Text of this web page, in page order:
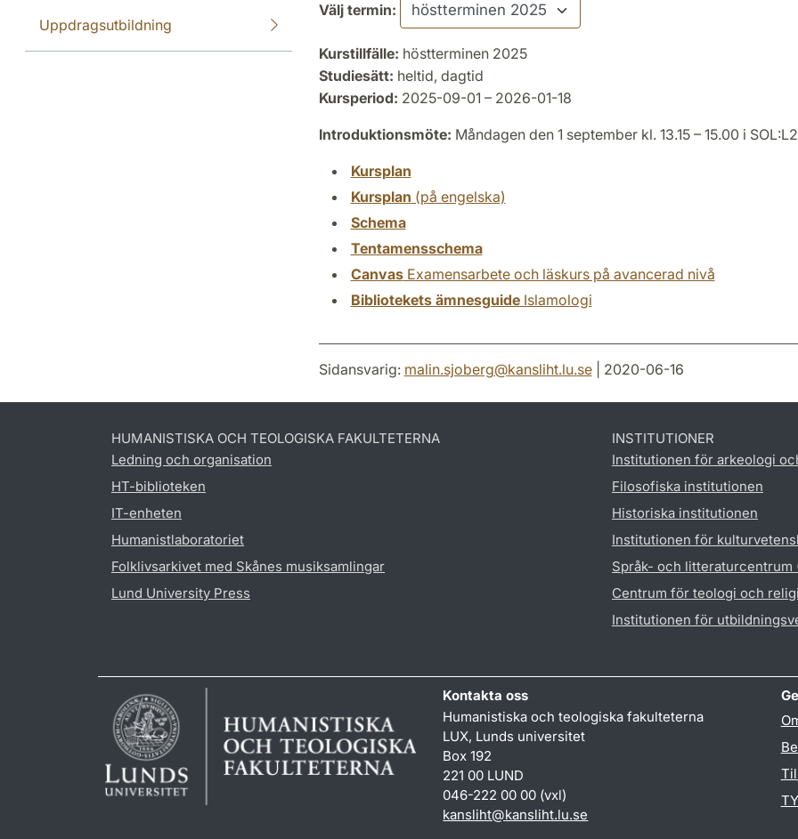
Uppdragsutbildning
Välj termin:
Kurstillfälle: höstterminen 2025
Studiesätt: heltid, dagtid
Kursperiod: 2025-09-01 – 2026-01-18
Introduktionsmöte: Måndagen den 1 september kl. 13.15 – 15.00 i
Kursplan
Kursplan (på engelska)
Schema
Tentamensschema
CanvasExamensarbete och läskurs på avancerad nivå
Bibliotekets ämnesguideIslamologi
Sidansvarig: malin.sjoberg@kansliht.lu.se| 2020-06-16
HUMANISTISKA OCH TEOLOGISKA FAKULTETERNA
Ledning och organisation
HT-biblioteken
IT-enheten
Humanistlaboratoriet
Folklivsarkivet med Skånes musiksamlingar
Lund University Press
INSTITUTIONER
Institutionen för arkeologi
Filosofiska institutionen
Historiska institutionen
Institutionen för
Språk- och litteraturcentrum
Centrum för teologi och
Institutionen för
Kontakta oss
Humanistiska och teologiska fakulteterna
LUX, Lunds universitet
Box 192
221 00 LUND
046-222 00 00 (vxl)
kansliht@kansliht.lu.se